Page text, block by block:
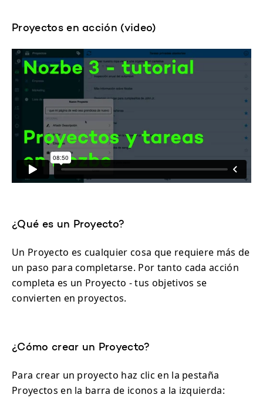
Proyectos en acción (video)
¿Qué es un Proyecto?
Un Proyecto es cualquier cosa que requiere más de
un paso para completarse. Por tanto cada acción
completa es un Proyecto - tus objetivos se
convierten en proyectos.
¿Cómo crear un Proyecto?
Para crear un proyecto haz clic en la pestaña
Proyectos en la barra de iconos a la izquierda: